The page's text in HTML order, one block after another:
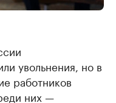
увольнения, но в
работников
них —